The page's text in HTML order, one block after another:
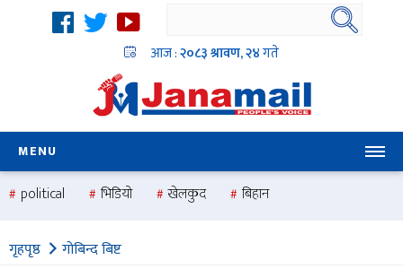
आज :२०८३ श्रावण, २४गते
MENU
political भिडियो खेलकुद
बिहान
national
health
गृहपृष्ठ गोबिन्द बिष्ट